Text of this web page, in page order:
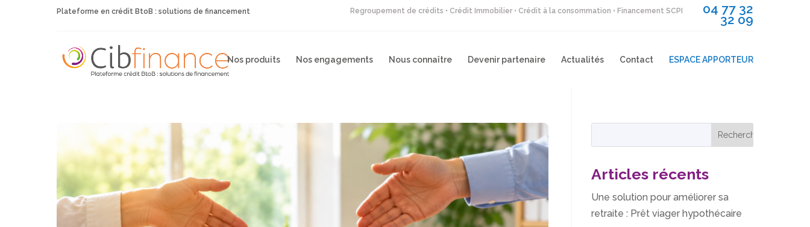
Plateforme en crédit BtoB : solutions de financement Regroupement de crédits • Crédit Immobilier • Crédit à la consommation • Financement SCPI 04 77 32
32 09
Nos produits Nos engagements Nous connaître Devenir partenaire Actualités Contact ESPACE APPORTEUR
Articles récents
Une solution pour améliorer sa
retraite : Prêt viager hypothécaire